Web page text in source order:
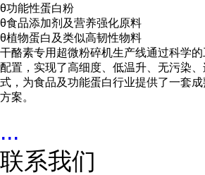
θ功能性蛋白粉
θ食品添加剂及营养强化原料
θ植物蛋白及类似高韧性物料
干酪素专用超微粉碎机生产线通过科学
配置，实现了高细度、低温升、无污染
式，为食品及功能蛋白行业提供了一套
方案。
...
联系我们